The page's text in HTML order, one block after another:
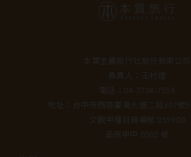
本質主義旅行社股份有限公司
負責人：王村煌
電話：04-3704-7556
地址：台中市西區臺灣大道二段307號5
交觀甲種註冊編號 859900
品保甲中 0588 號